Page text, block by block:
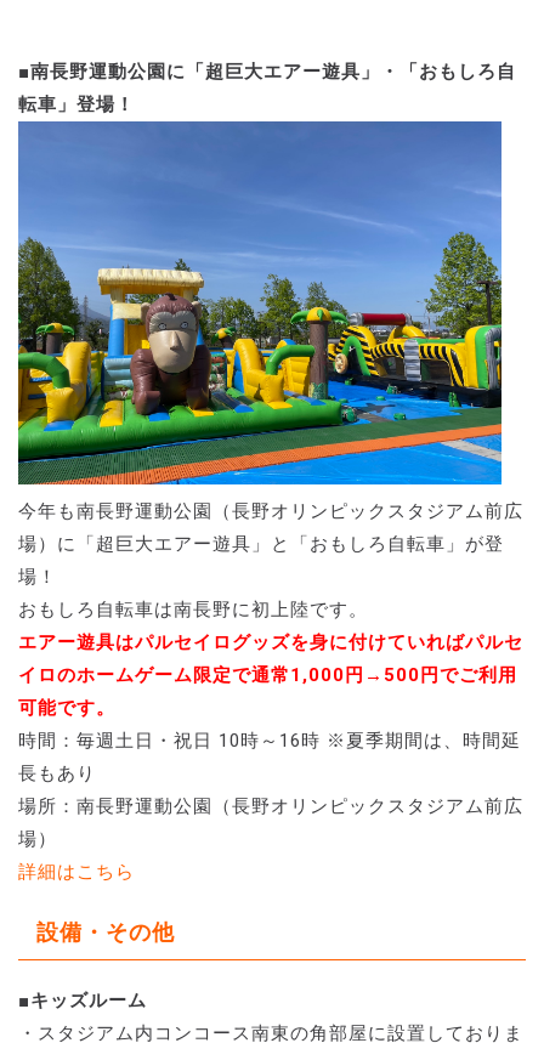
■南長野運動公園に「超巨大エアー遊具」・「おもしろ自
転車」登場！
今年も南長野運動公園（長野オリンピックスタジアム前広
場）に「超巨大エアー遊具」と「おもしろ自転車」が登
場！
おもしろ自転車は南長野に初上陸です。
エアー遊具はパルセイログッズを身に付けていればパルセ
イロのホームゲーム限定で通常1,000円→500円でご利用
可能です。
時間：毎週土日・祝日 10時～16時 ※夏季期間は、時間延
長もあり
場所：南長野運動公園（長野オリンピックスタジアム前広
場）
詳細はこちら
設備・その他
■キッズルーム
・スタジアム内コンコース南東の角部屋に設置しておりま